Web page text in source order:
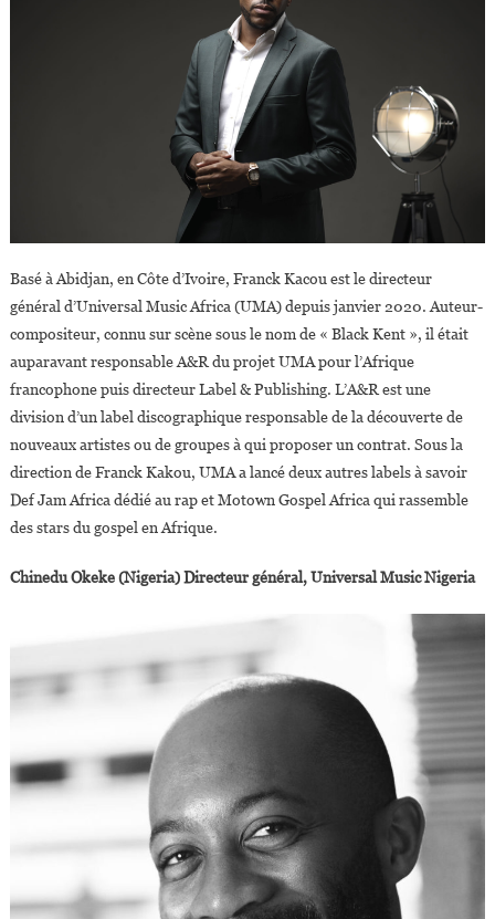
Basé à Abidjan, en Côte d’Ivoire, Franck Kacou est le directeur
général d’Universal Music Africa (UMA) depuis janvier 2020. Auteur-
compositeur, connu sur scène sous le nom de « Black Kent », il était
auparavant responsable A&R du projet UMA pour l’Afrique
francophone puis directeur Label & Publishing. L’A&R est une
division d’un label discographique responsable de la découverte de
nouveaux artistes ou de groupes à qui proposer un contrat. Sous la
direction de Franck Kakou, UMA a lancé deux autres labels à savoir
Def Jam Africa dédié au rap et Motown Gospel Africa qui rassemble
des stars du gospel en Afrique.
Chinedu Okeke (Nigeria) Directeur général, Universal Music Nigeria